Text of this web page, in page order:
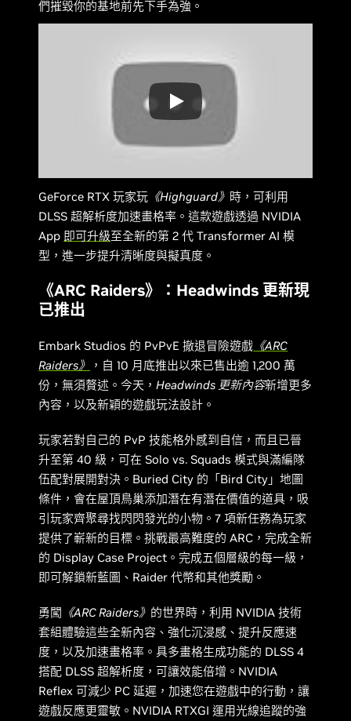
們摧毀你的基地前先下手為強。
GeForce RTX 玩家玩 《Highguard》 時，可利用
DLSS 超解析度加速畫格率。這款遊戲透過 NVIDIA
App 即可升級至全新的第 2 代 Transformer AI 模
型，進一步提升清晰度與擬真度。
《ARC Raiders》：Headwinds 更新現
已推出
Embark Studios 的 PvPvE 撤退冒險遊戲 《ARC
Raiders》
，自 10 月底推出以來已售出逾 1,200 萬
份，無須贅述。今天，Headwinds 更新內容新增更多
內容，以及新穎的遊戲玩法設計。
玩家若對自己的 PvP 技能格外感到自信，而且已晉
升至第 40 級，可在 Solo vs. Squads 模式與滿編隊
伍配對展開對決。Buried City 的「Bird City」地圖
條件，會在屋頂鳥巢添加潛在有潛在價值的道具，吸
引玩家齊聚尋找閃閃發光的小物。7 項新任務為玩家
提供了嶄新的目標。挑戰最高難度的 ARC，完成全新
的 Display Case Project。完成五個層級的每一級，
即可解鎖新藍圖、Raider 代幣和其他獎勵。
勇闖 《ARC Raiders》 的世界時，利用 NVIDIA 技術
套組體驗這些全新內容、強化沉浸感、提升反應速
度，以及加速畫格率。具多畫格生成功能的 DLSS 4
搭配 DLSS 超解析度，可讓效能倍增。NVIDIA
Reflex 可減少 PC 延遲，加速您在遊戲中的行動，讓
遊戲反應更靈敏。NVIDIA RTXGI 運用光線追蹤的強